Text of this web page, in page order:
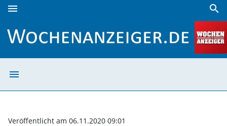
menu search
menu
Veröffentlicht am 06.11.2020 09:01